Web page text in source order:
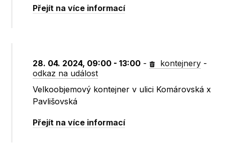
Přejít na více informací
28. 04. 2024, 09:00 - 13:00 - kontejnery -
odkaz na událost
Velkoobjemový kontejner v ulici Komárovská x
Pavlišovská
Přejít na více informací